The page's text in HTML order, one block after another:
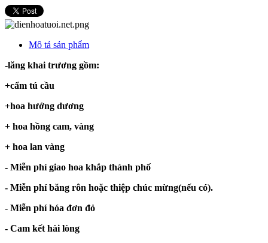
Mô tả sản phẩm
-lăng khai trương gồm:
+cẩm tú cầu
+hoa hướng dương
+ hoa hồng cam, vàng
+ hoa lan vàng
- Miễn phí giao hoa khắp thành phố
- Miễn phí băng rôn hoặc thiệp chúc mừng(nếu có).
- Miễn phí hóa đơn đỏ
- Cam kết hài lòng